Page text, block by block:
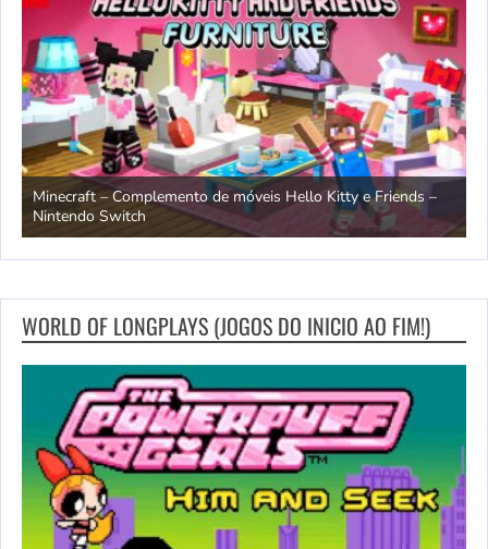
Minecraft – Complemento de móveis Hello Kitty e Friends –
Nintendo Switch
WORLD OF LONGPLAYS (JOGOS DO INICIO AO FIM!)